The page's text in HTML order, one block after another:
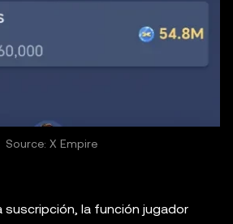
Source: X Empire
suscripción, la función jugador